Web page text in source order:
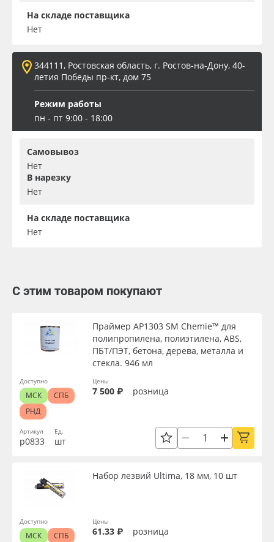
На складе поставщика
Нет
344111, Ростовская область, г. Ростов-на-Дону, 40-
летия Победы пр-кт, дом 75
Режим работы
пн - пт 9:00 - 18:00
Самовывоз
Нет
В нарезку
Нет
На складе поставщика
Нет
С этим товаром покупают
Артикул
р0833
Праймер AP1303 SM Chemie™ для
полипропилена, полиэтилена, ABS,
ПБТ/ПЭТ, бетона, дерева, металла и
стекла. 946 мл
Ед.
шт
Цены
7 500 ₽ розница
Доступно
МСК
СПБ
РНД
Набор лезвий Ultima, 18 мм, 10 шт
Цены
61.33 ₽ розница
Доступно
МСК
СПБ